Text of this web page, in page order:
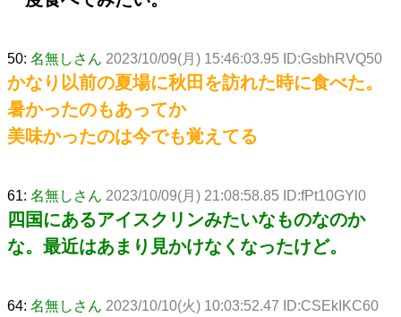
50: 名無しさん 2023/10/09(月) 15:46:03.95 ID:GsbhRVQ50
かなり以前の夏場に秋田を訪れた時に食べた。
暑かったのもあってか
美味かったのは今でも覚えてる
61: 名無しさん 2023/10/09(月) 21:08:58.85 ID:fPt10GYl0
四国にあるアイスクリンみたいなものなのか
な。最近はあまり見かけなくなったけど。
64: 名無しさん 2023/10/10(火) 10:03:52.47 ID:CSEkIKC60